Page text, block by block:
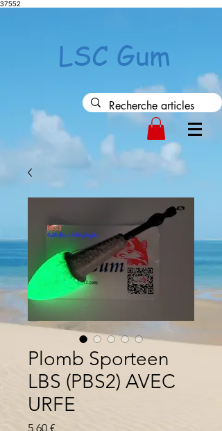
37552
LSC Gum
Plomb Sporteen
LBS (PBS2) AVEC
URFE
5,60 €